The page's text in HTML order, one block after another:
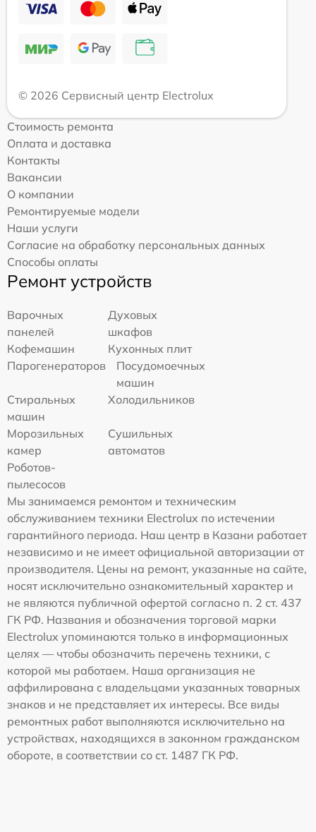
© 2026 Сервисный центр Electrolux
Стоимость ремонта
Оплата и доставка
Контакты
Вакансии
О компании
Ремонтируемые модели
Наши услуги
Согласие на обработку персональных данных
Способы оплаты
Ремонт устройств
Варочных
панелей
Духовых
шкафов
Кофемашин
Кухонных плит
Парогенераторов
Посудомоечных
машин
Стиральных
машин
Холодильников
Морозильных
камер
Сушильных
автоматов
Роботов-
пылесосов
Мы занимаемся ремонтом и техническим
обслуживанием техники Electrolux по истечении
гарантийного периода. Наш центр в Казани работает
независимо и не имеет официальной авторизации от
производителя. Цены на ремонт, указанные на сайте,
носят исключительно ознакомительный характер и
не являются публичной офертой согласно п. 2 ст. 437
ГК РФ. Названия и обозначения торговой марки
Electrolux упоминаются только в информационных
целях — чтобы обозначить перечень техники, с
которой мы работаем. Наша организация не
аффилирована с владельцами указанных товарных
знаков и не представляет их интересы. Все виды
ремонтных работ выполняются исключительно на
устройствах, находящихся в законном гражданском
обороте, в соответствии со ст. 1487 ГК РФ.